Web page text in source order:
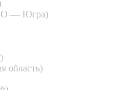
— Югра)
область)